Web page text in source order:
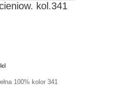
kol.341
100% kolor 341